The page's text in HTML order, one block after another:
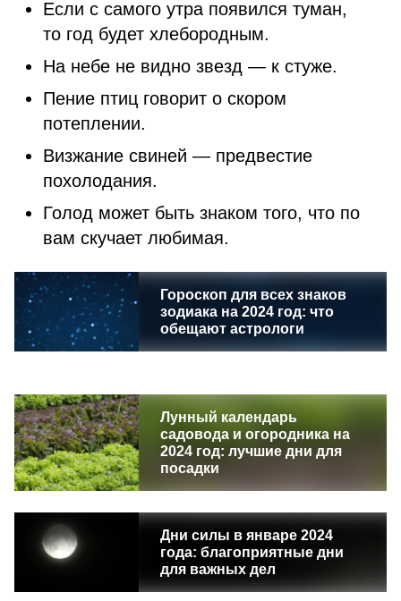
Если с самого утра появился туман,
то год будет хлебородным.
На небе не видно звезд — к стуже.
Пение птиц говорит о скором
потеплении.
Визжание свиней — предвестие
похолодания.
Голод может быть знаком того, что по
вам скучает любимая.
Гороскоп для всех знаков
зодиака на 2024 год: что
обещают астрологи
Лунный календарь
садовода и огородника на
2024 год: лучшие дни для
посадки
Дни силы в январе 2024
года: благоприятные дни
для важных дел